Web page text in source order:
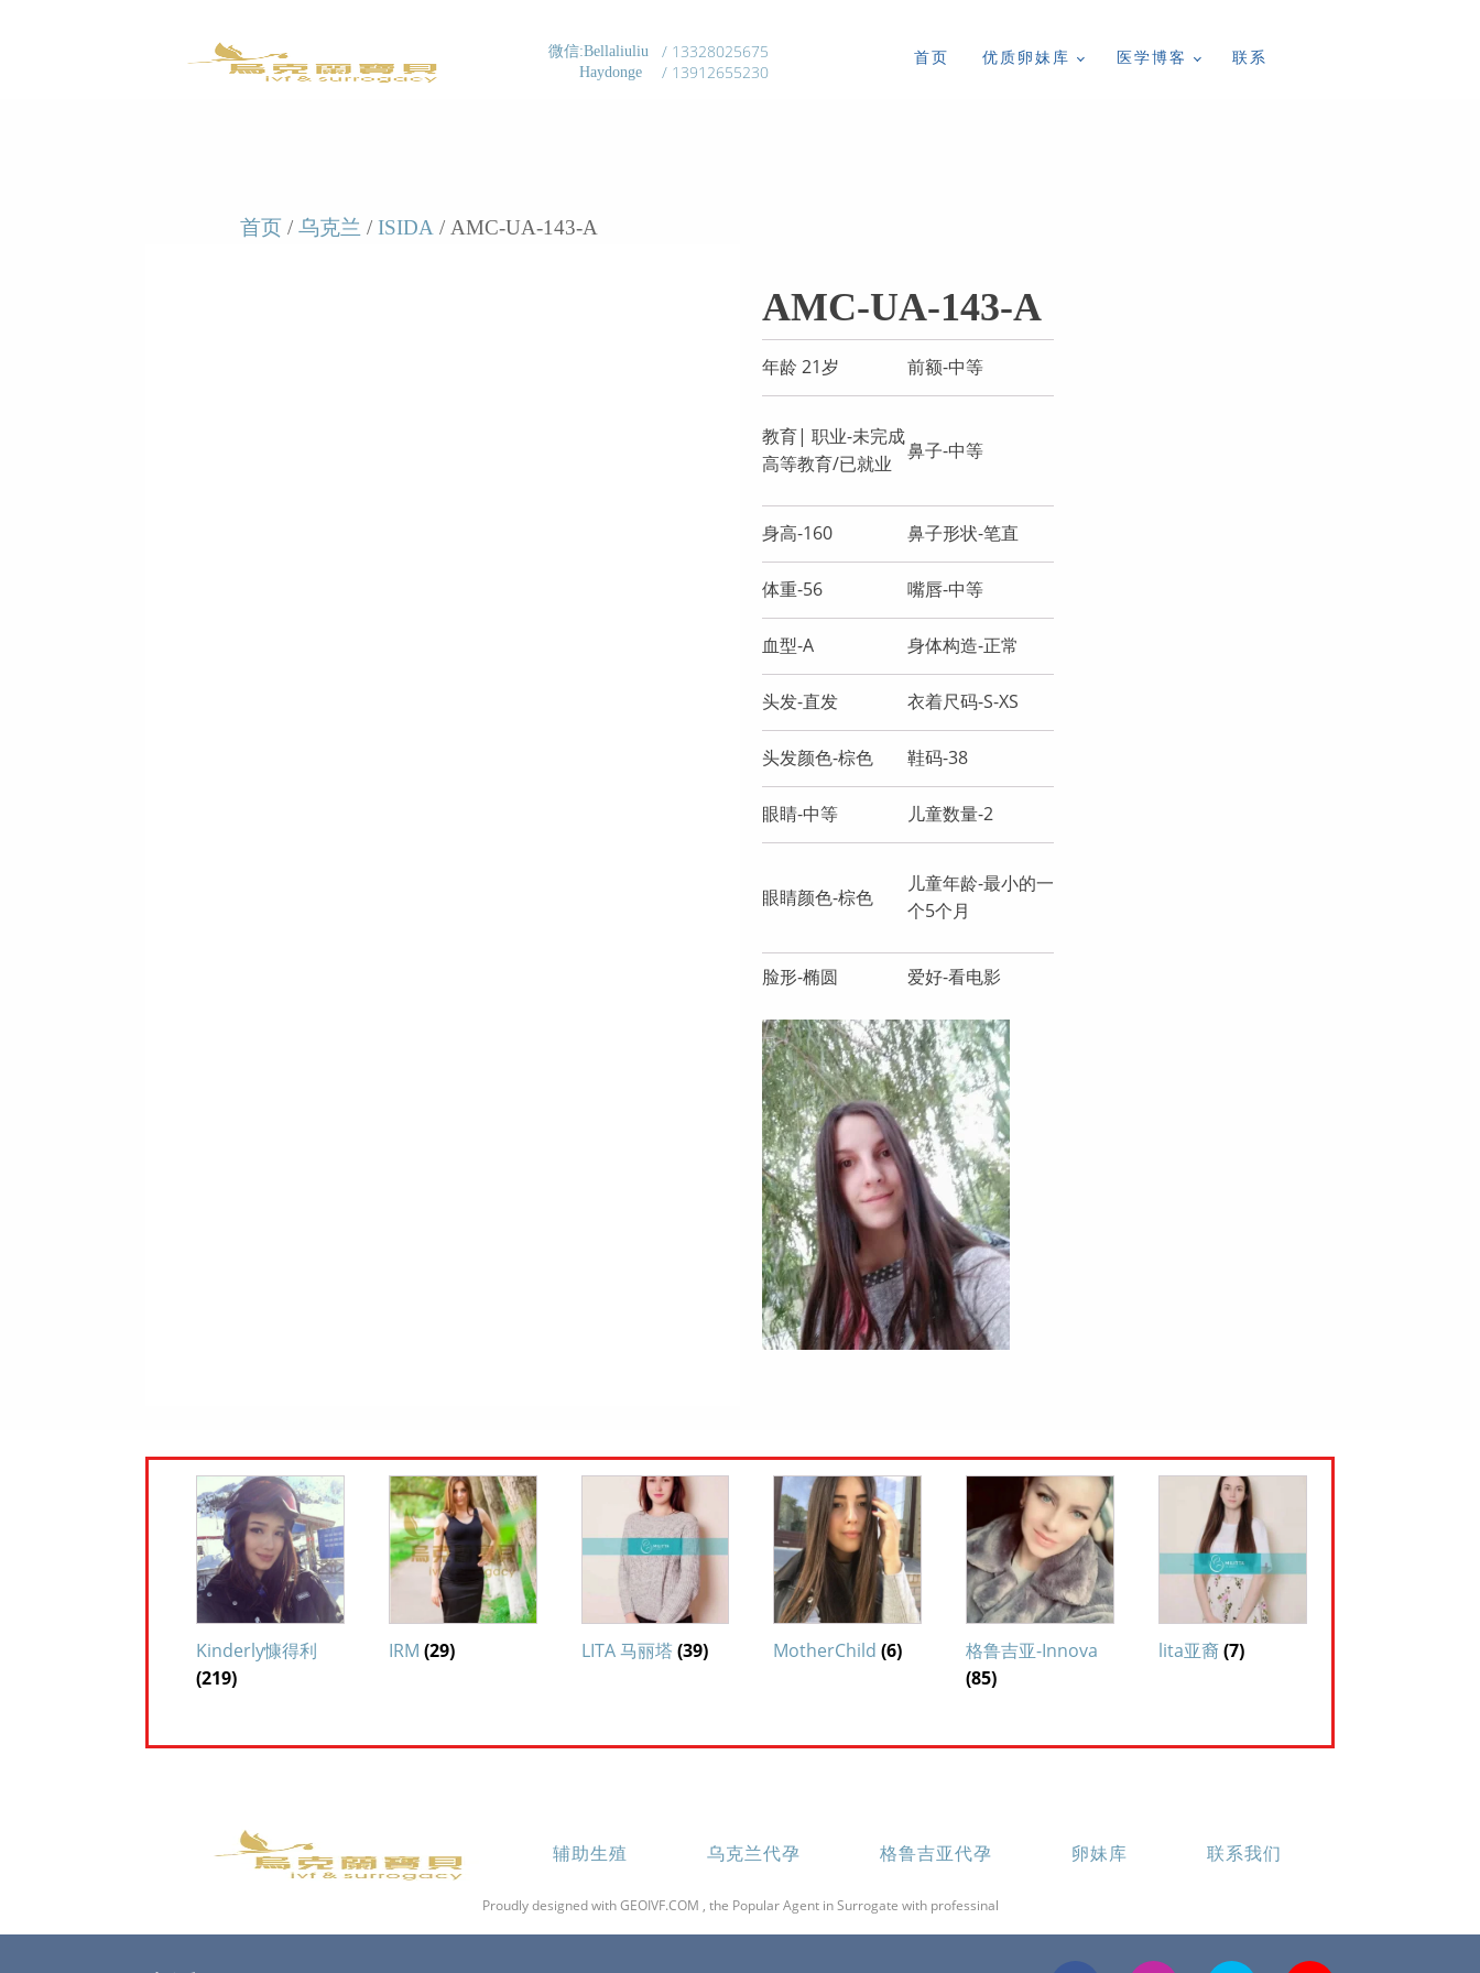
微信:Bellaliuliu
Haydonge
/ 13328025675
/ 13912655230
首页 优质卵妹库 医学博客 联系
首页 / 乌克兰 / ISIDA / AMC-UA-143-A
AMC-UA-143-A
年龄 21岁 前额-中等
教育| 职业-未完成
高等教育/已就业
鼻子-中等
身高-160 鼻子形状-笔直
体重-56 嘴唇-中等
血型-A 身体构造-正常
头发-直发 衣着尺码-S-XS
头发颜色-棕色 鞋码-38
眼睛-中等 儿童数量-2
眼睛颜色-棕色
儿童年龄-最小的一
个5个月
脸形-椭圆 爱好-看电影
Kinderly慷得利
(219)
IRM (29) LITA 马丽塔 (39) MotherChild(6)
格鲁吉亚-Innova
(85)
lita亚裔(7)
辅助生殖 乌克兰代孕 格鲁吉亚代孕 卵妹库 联系我们
Proudly designed with GEOIVF.COM , the Popular Agent in Surrogate with professinal